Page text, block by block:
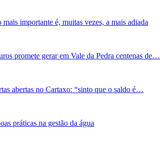
mais importante é, muitas vezes, a mais adiada
promete gerar em Vale da Pedra centenas de…
abertas no Cartaxo: “sinto que o saldo é…
práticas na gestão da água